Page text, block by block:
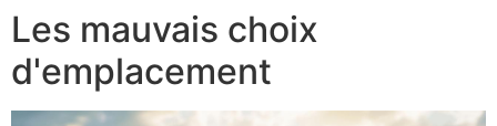
Les mauvais choix
d'emplacement